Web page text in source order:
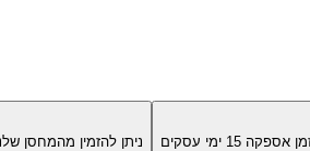
אספקה 15 ימי עסקים
ניתן להזמין מהמחסן